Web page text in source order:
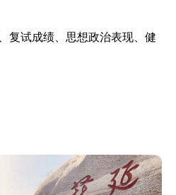
复试成绩、思想政治表现、健